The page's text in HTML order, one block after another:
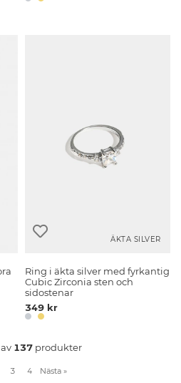
ÄKTA SILVER
Ring i äkta silver med fyrkantig
Cubic Zirconia sten och
sidostenar
349 kr
av 137 produkter
3 4 Nästa »